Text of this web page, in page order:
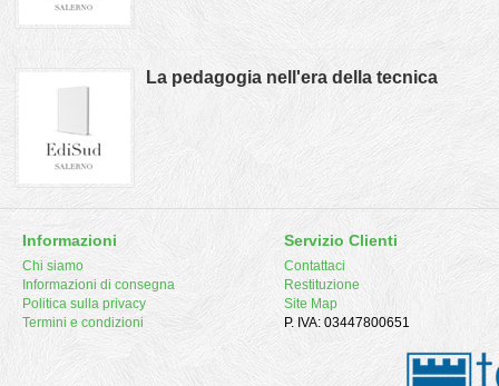
La pedagogia nell'era della tecnica
Informazioni
Chi siamo
Informazioni di consegna
Politica sulla privacy
Termini e condizioni
Servizio Clienti
Contattaci
Restituzione
Site Map
P. IVA: 03447800651